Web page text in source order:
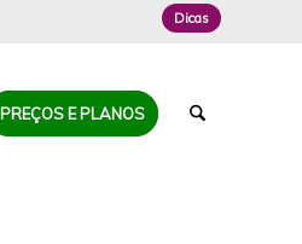
Dicas
PREÇOS E PLANOS